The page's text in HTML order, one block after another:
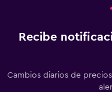
Recibe
Cambios diarios de